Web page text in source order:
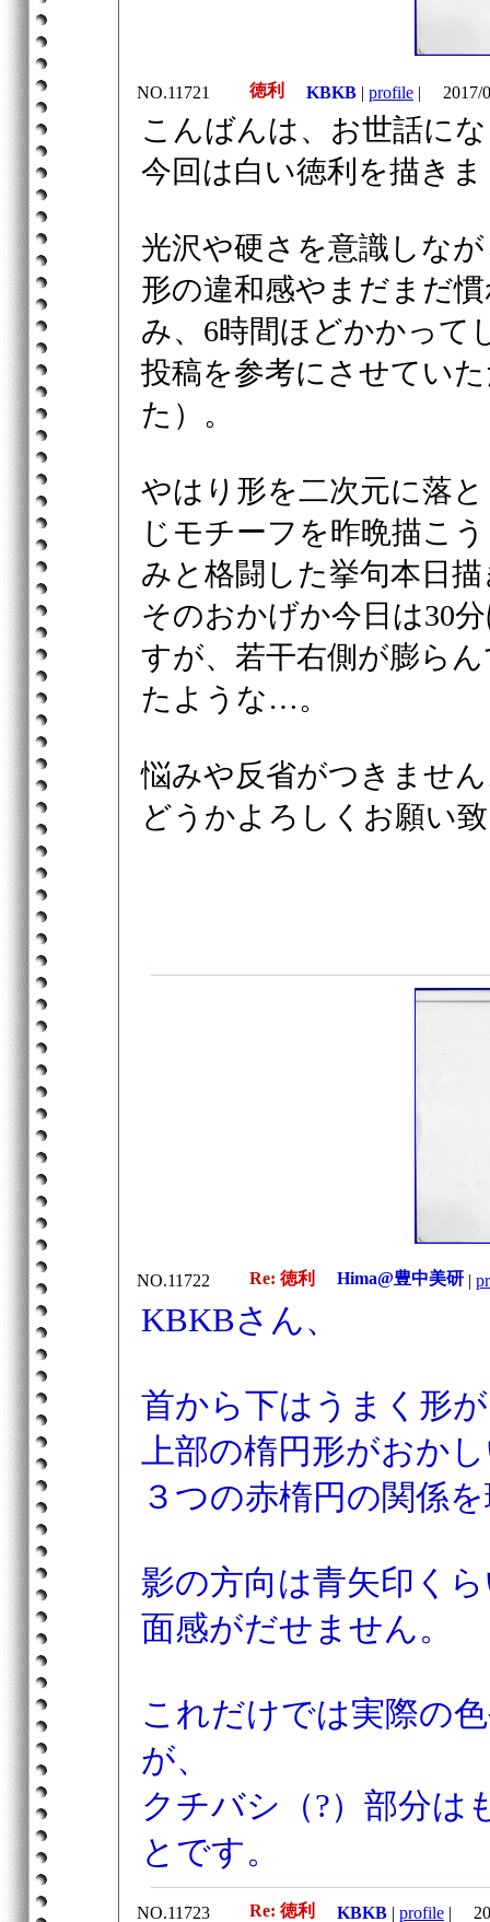
NO.11721 徳利 KBKB | profile | 2017/
こんばんは、お世話に
今回は白い徳利を描き
光沢や硬さを意識しな
形の違和感やまだまだ
み、6時間ほどかかって
投稿を参考にさせてい
た）。
やはり形を二次元に落
じモチーフを昨晩描こ
みと格闘した挙句本日
そのおかげか今日は30
すが、若干右側が膨ら
たような…。
悩みや反省がつきませ
どうかよろしくお願い
NO.11722 Re: 徳利 Hima@豊中美研 |
KBKBさん、
首から下はうまく形
上部の楕円形がおか
３つの赤楕円の関係
影の方向は青矢印く
面感がだせません。
これだけでは実際の
が、
クチバシ（?）部分は
とです。
NO.11723 Re: 徳利 KBKB | profile |